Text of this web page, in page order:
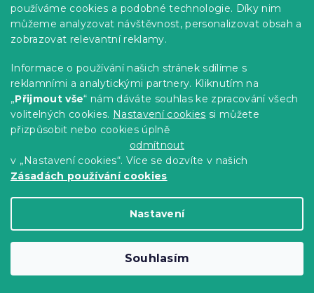
používáme cookies a podobné technologie. Díky nim
můžeme analyzovat návštěvnost, personalizovat obsah a
zobrazovat relevantní reklamy.
Informace o používání našich stránek sdílíme s
reklamními a analytickými partnery. Kliknutím na
„Přijmout vše“ nám dáváte souhlas ke zpracování všech
volitelných cookies. Nastavení cookies si můžete
přizpůsobit nebo cookies úplně
odmítnout
v „Nastavení cookies“. Více se dozvíte v našich
Zásadách používání cookies
Nastavení
Souhlasím
-15 % s kódem:
Povlečení z Renforcé bavlny BLUVERIS